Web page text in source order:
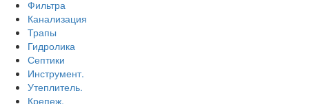
Фильтра
Канализация
Трапы
Гидролика
Септики
Инструмент.
Утеплитель.
Крепеж.